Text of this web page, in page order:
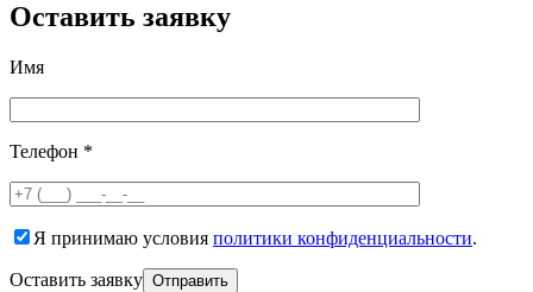
Оставить заявку
Имя
Телефон *
Я принимаю условия политики конфиденциальности.
Оставить заявку